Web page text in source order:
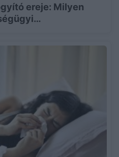
ereje: Milyen